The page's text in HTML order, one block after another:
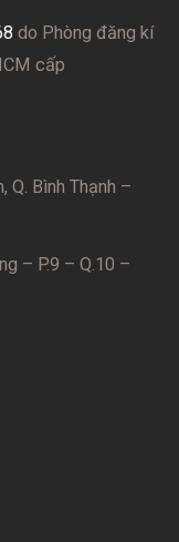
do Phòng đăng kí
cấp
Q. Bình Thạnh –
– P.9 – Q.10 –